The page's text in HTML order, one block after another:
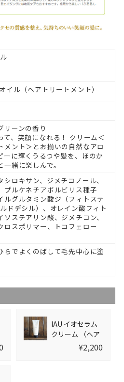
イル（ヘアトリートメント）
リーンの香り
て、笑顔になれる！ クリーム＜
メント＞とお揃いの自然なアロ
ーに輝くうるつや髪を、ほのか
一緒に楽しんで。
シロキサン、ジメチコノール、
プルケネチアボルビリス種子
ルグルタミン酸ジ（フィトステ
ドデシル）、オレイン酸フィト
ソステアリン酸、ジメチコン、
ロスポリマー、トコフェロー
らでよくのばして毛先中心に塗
IAU イオセラム
クリーム （ヘア
トリートメン
ト） 200ml ※サ
¥2,200